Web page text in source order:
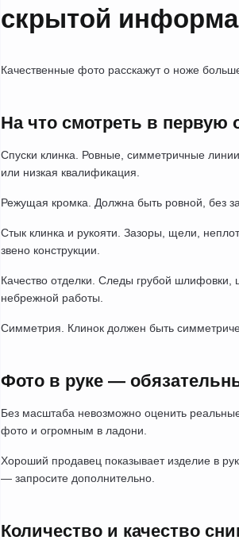
скрытой
Качественные фото расскажут о ноже
На что смотреть в первую
Спуски клинка. Ровные, симметричные
или низкая квалификация.
Режущая кромка. Должна быть ровной, без
Стык клинка и рукояти. Зазоры, щели,
звено конструкции.
Качество отделки. Следы грубой
небрежной работы.
Симметрия. Клинок должен быть
Фото в руке —
Без масштаба невозможно оценить
фото и огромным в ладони.
Хороший продавец показывает изделие в
— запросите дополнительно.
Количество и качество